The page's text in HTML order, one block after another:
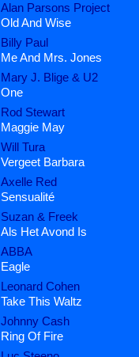
Alan Parsons Project
Old And Wise
Billy Paul
Me And Mrs. Jones
Mary J. Blige & U2
One
Rod Stewart
Maggie May
Will Tura
Vergeet Barbara
Axelle Red
Sensualité
Suzan & Freek
Als Het Avond Is
ABBA
Eagle
Leonard Cohen
Take This Waltz
Johnny Cash
Ring Of Fire